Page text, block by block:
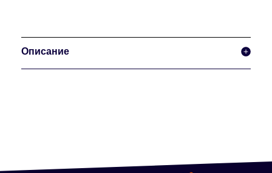
Описание